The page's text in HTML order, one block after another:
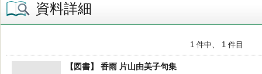
資料詳細
1 件中、 1 件目
【図書】 香雨 片山由美子句集